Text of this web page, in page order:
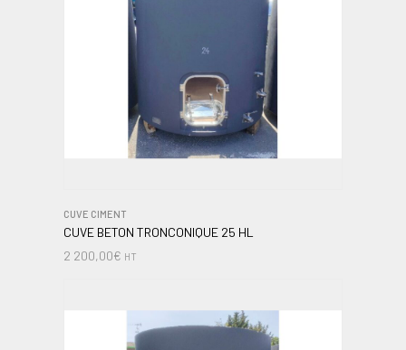
CUVE CIMENT
CUVE BETON TRONCONIQUE 25 HL
2 200,00€ HT